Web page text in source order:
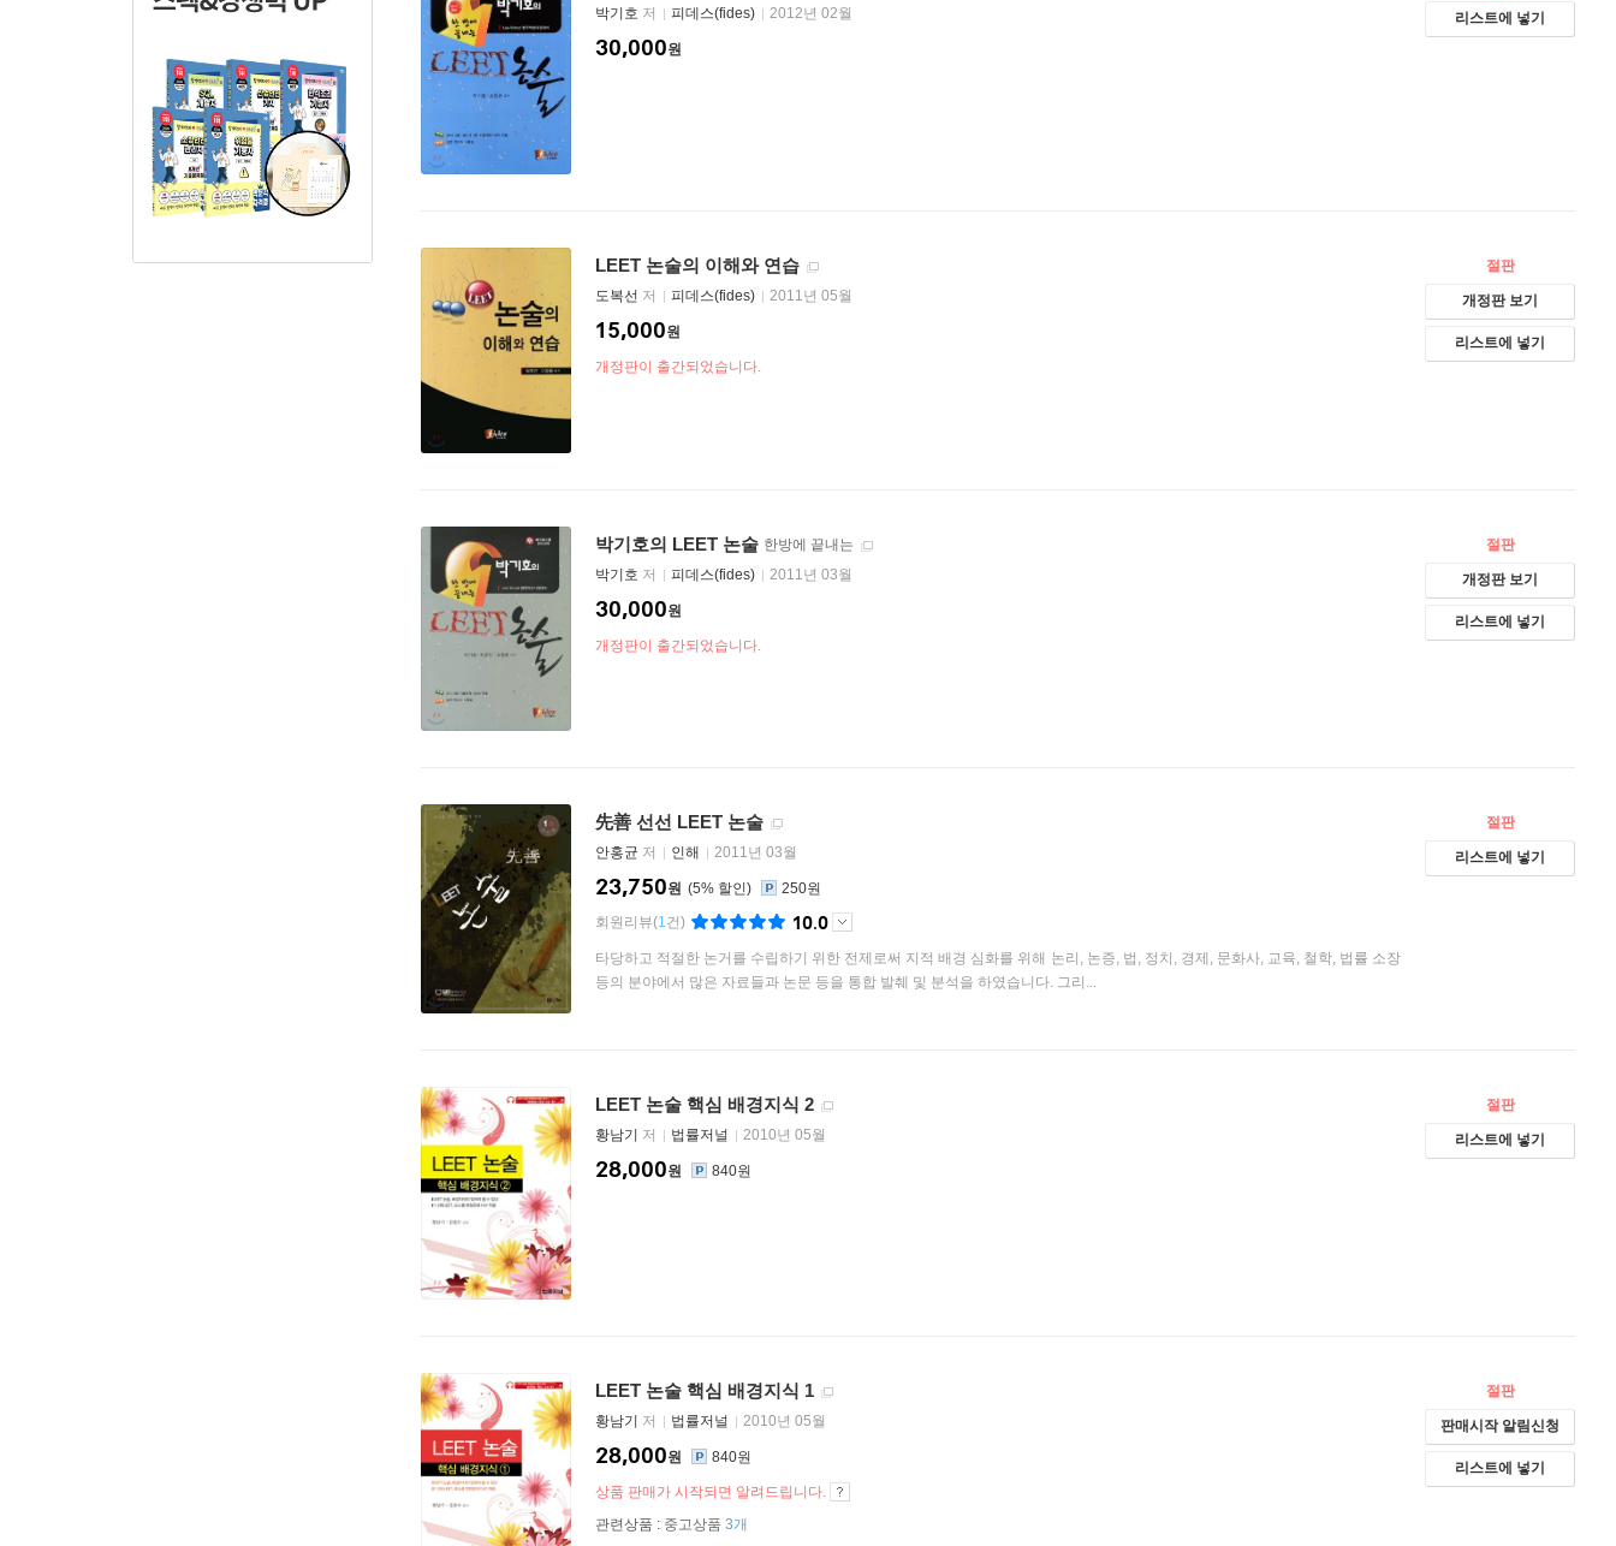
박기호 저 피데스(fides) 2012년 02월
30,000원
리스트에 넣기
LEET 논술의 이해와 연습
도복선 저 피데스(fides) 2011년 05월
15,000원
개정판이 출간되었습니다.
절판
개정판 보기
리스트에 넣기
박기호의 LEET 논술 한방에 끝내는
박기호 저 피데스(fides) 2011년 03월
30,000원
개정판이 출간되었습니다.
절판
개정판 보기
리스트에 넣기
先善 선선 LEET 논술
안홍균 저 인해 2011년 03월
5%
23,750원
250원
회원리뷰(1건) 10.0
타당하고 적절한 논거를 수립하기 위한 전제로써 지적 배경 심화를 위해 논리, 논증, 법, 정치, 경제, 문화사, 교육, 철학, 법률 소장
등의 분야에서 많은 자료들과 논문 등을 통합 발췌 및 분석을 하였습니다. 그리...
절판
리스트에 넣기
LEET 논술 핵심 배경지식 2
황남기 저 법률저널 2010년 05월
28,000원 840원
절판
리스트에 넣기
LEET 논술 핵심 배경지식 1
황남기 저 법률저널 2010년 05월
28,000원 840원
상품 판매가 시작되면 알려드립니다.
관련상품 : 중고상품 3개
절판
판매시작 알림신청
리스트에 넣기